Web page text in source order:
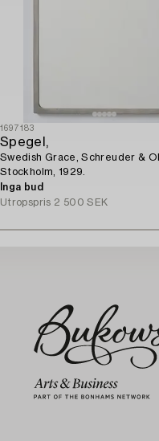
1697183
Spegel,
Swedish Grace, Schreuder &
Stockholm, 1929.
Inga bud
Utropspris 2 500 SEK